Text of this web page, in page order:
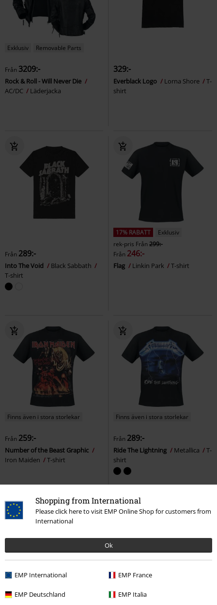
Shopping from International
Please click here to visit EMP Online Shop for customers from
International
Ok
EMP International EMP France
EMP Deutschland EMP Italia
Exklusiv Removable Parts
Från 3209:-
Rock & Roll - Will Never Die
AC/DC
Läderjacka
329:-
Everblack Logo Lorna Shore
T-
shirt
Från 289:-
Into The Void
Black Sabbath
T-shirt
17% RABATT
Exklusiv
rek-pris Från299:-
Från 246:-
Flag Linkin Park T-shirt
Finns även i stora storlekar
Från 259:-
Number of the Beast Graphic
Iron Maiden
T-shirt
Finns även i stora storlekar
Från 289:-
Ride The Lightning Metallica
T-
shirt